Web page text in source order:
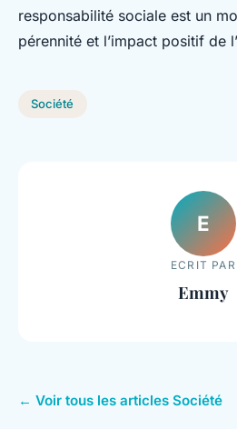
responsabilité sociale est un
pérennité et l’impact positif de
Société
E
ECRIT PAR
Emmy
← Voir tous les articles Société